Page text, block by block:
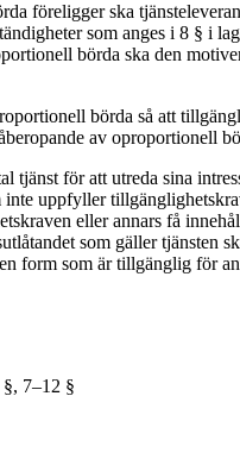
föreligger ska
som anges i 8 § i
börda ska den
börda så att
av oproportionell
tjänst för att utreda sina
uppfyller
eller annars få
som gäller tjänsten
form som är tillgänglig för
7–12 §